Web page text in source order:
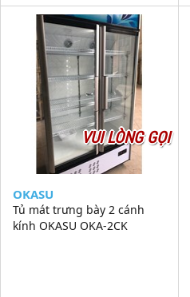
VUI LÒNG GỌI
OKASU
Tủ mát trưng bày 2 cánh
kính OKASU OKA-2CK